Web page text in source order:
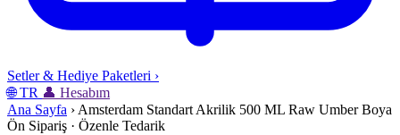
Setler & Hediye Paketleri ›
🌐 TR 👤 Hesabım
Ana Sayfa › Amsterdam Standart Akrilik 500 ML Raw Umber Boya
Ön Sipariş · Özenle Tedarik